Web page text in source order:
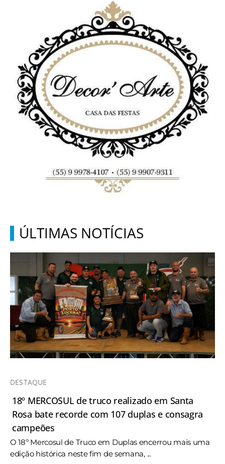
ÚLTIMAS NOTÍCIAS
DESTAQUE
18º MERCOSUL de truco realizado em Santa
Rosa bate recorde com 107 duplas e consagra
campeões
O 18º Mercosul de Truco em Duplas encerrou mais uma
edição histórica neste fim de semana, ...